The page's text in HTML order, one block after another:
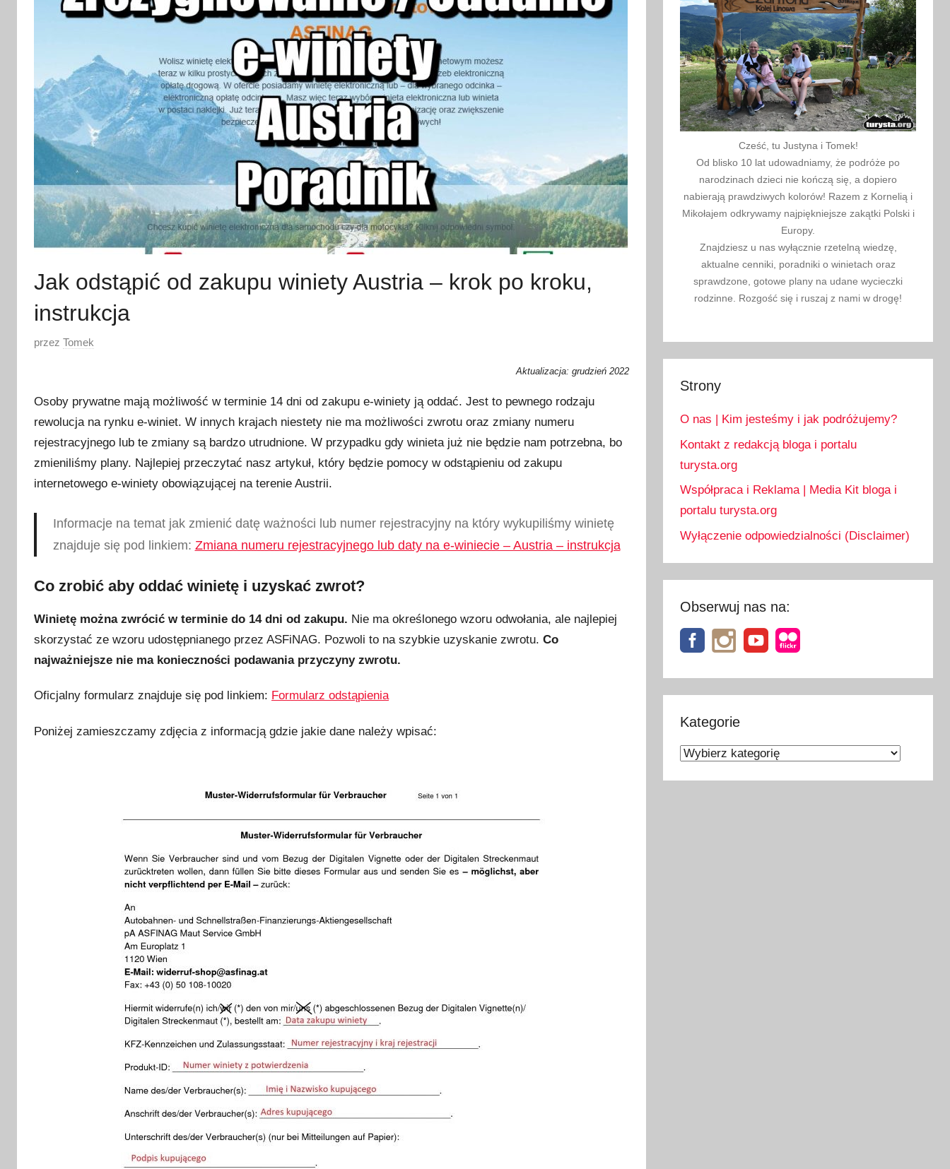
Jak odstąpić od zakupu winiety Austria – krok po kroku,
instrukcja
O
b
o
w
8
u
t
o
0
przez Tomek
Aktualizacja: grudzień 2022
Osoby prywatne mają możliwość w terminie 14 dni od zakupu e-winiety ją oddać. Jest to pewnego rodzaju
rewolucja na rynku e-winiet. W innych krajach niestety nie ma możliwości zwrotu oraz zmiany numeru
rejestracyjnego lub te zmiany są bardzo utrudnione. W przypadku gdy winieta już nie będzie nam potrzebna, bo
zmieniliśmy plany. Najlepiej przeczytać nasz artykuł, który będzie pomocy w odstąpieniu od zakupu
internetowego e-winiety obowiązującej na terenie Austrii.
Informacje na temat jak zmienić datę ważności lub numer rejestracyjny na który wykupiliśmy winietę
znajduje się pod linkiem: Zmiana numeru rejestracyjnego lub daty na e-winiecie – Austria – instrukcja
Co zrobić aby oddać winietę i uzyskać zwrot?
Winietę można zwrócić w terminie do 14 dni od zakupu. Nie ma określonego wzoru odwołania, ale najlepiej
skorzystać ze wzoru udostępnianego przez ASFiNAG. Pozwoli to na szybkie uzyskanie zwrotu. Co
najważniejsze nie ma konieczności podawania przyczyny zwrotu.
Oficjalny formularz znajduje się pod linkiem: Formularz odstąpienia
Poniżej zamieszczamy zdjęcia z informacją gdzie jakie dane należy wpisać:
Cześć, tu Justyna i Tomek!
Od blisko 10 lat udowadniamy, że podróże po
narodzinach dzieci nie kończą się, a dopiero
nabierają prawdziwych kolorów! Razem z Kornelią i
Mikołajem odkrywamy najpiękniejsze zakątki Polski i
Europy.
Znajdziesz u nas wyłącznie rzetelną wiedzę,
aktualne cenniki, poradniki o winietach oraz
sprawdzone, gotowe plany na udane wycieczki
rodzinne. Rozgość się i ruszaj z nami w drogę!
Strony
O nas | Kim jesteśmy i jak podróżujemy?
Kontakt z redakcją bloga i portalu
turysta.org
Współpraca i Reklama | Media Kit bloga i
portalu turysta.org
Wyłączenie odpowiedzialności (Disclaimer)
Obserwuj nas na:
Kategorie
Kategorie